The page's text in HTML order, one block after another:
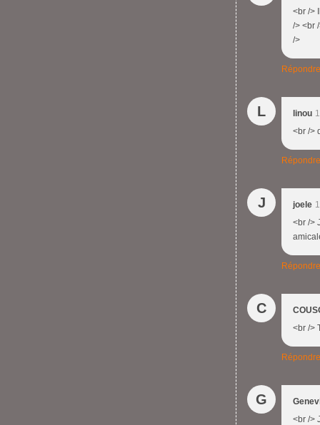
<br />
/> <br
/>
Répondre
L linou
<br />
Répondre
J joele
<br />
Répondre
C
<br />
Répondre
G
<br />